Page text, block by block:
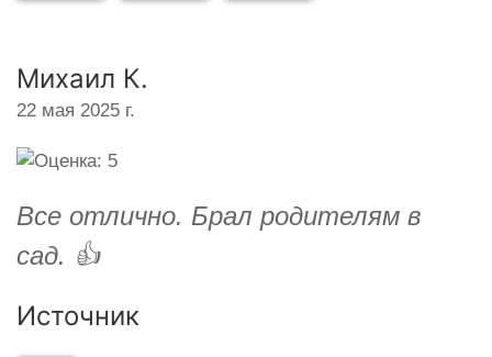
Михаил К.
22 мая 2025 г.
Все отлично. Брал родителям в
сад. 👍
Источник